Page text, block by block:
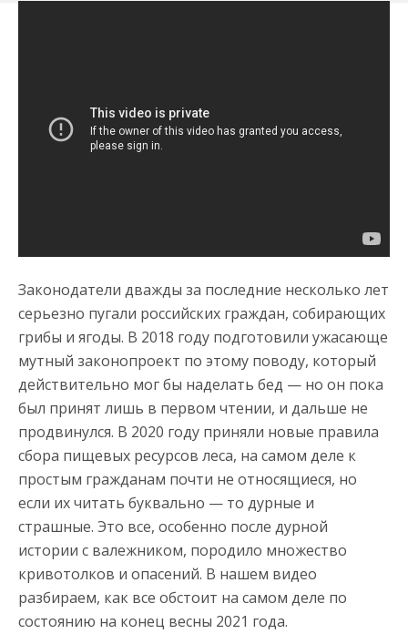
Законодатели дважды за последние несколько лет
серьезно пугали российских граждан, собирающих
грибы и ягоды. В 2018 году подготовили ужасающе
мутный законопроект по этому поводу, который
действительно мог бы наделать бед — но он пока
был принят лишь в первом чтении, и дальше не
продвинулся. В 2020 году приняли новые правила
сбора пищевых ресурсов леса, на самом деле к
простым гражданам почти не относящиеся, но
если их читать буквально — то дурные и
страшные. Это все, особенно после дурной
истории с валежником, породило множество
кривотолков и опасений. В нашем видео
разбираем, как все обстоит на самом деле по
состоянию на конец весны 2021 года.